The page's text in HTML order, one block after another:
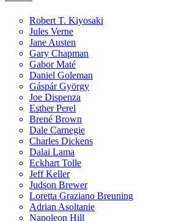
Robert T. Kiyosaki
Jules Verne
Jane Austen
Gary Chapman
Gabor Maté
Daniel Goleman
Gáspár György
Joe Dispenza
Esther Perel
Brené Brown
Dale Carnegie
Charles Dickens
Dalai Lama
Eckhart Tolle
Jeff Keller
Judson Brewer
Loretta Graziano Breuning
Adrian Asoltanie
Napoleon Hill